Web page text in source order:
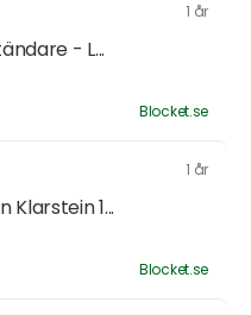
1 år
- L...
Blocket.se
1 år
Klarstein 1...
Blocket.se